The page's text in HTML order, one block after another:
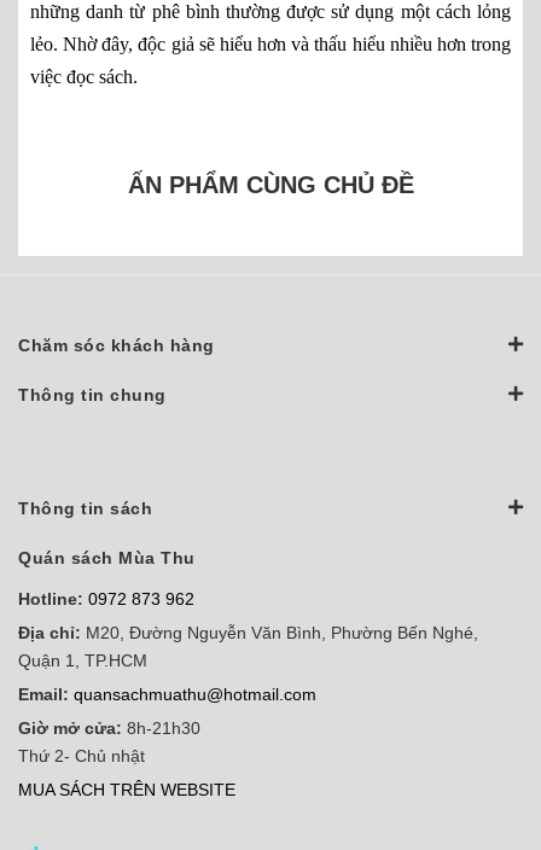
những danh từ phê bình thường được sử dụng một cách lỏng
lẻo. Nhờ đây, độc giả sẽ hiểu hơn và thấu hiểu nhiều hơn trong
việc đọc sách.
ẤN PHẨM CÙNG CHỦ ĐỀ
Chăm sóc khách hàng
Thông tin chung
Thông tin sách
Quán sách Mùa Thu
Hotline: 0972 873 962
Địa chỉ: M20, Đường Nguyễn Văn Bình, Phường Bến Nghé,
Quận 1, TP.HCM
Email: quansachmuathu@hotmail.com
Giờ mở cửa: 8h-21h30
Thứ 2- Chủ nhật
MUA SÁCH TRÊN WEBSITE